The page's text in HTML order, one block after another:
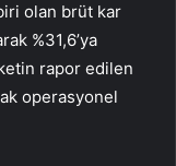
olan brüt kar
%31,6’ya
rapor edilen
operasyonel